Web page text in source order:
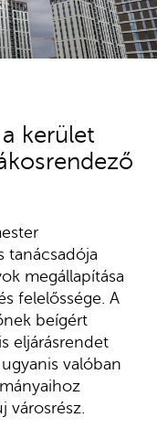
kerület
tanácsadója
megállapítása
felelőssége. A
beígért
eljárásrendet
valóban
városrész.